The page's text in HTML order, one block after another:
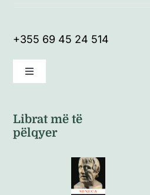
+355 69 45 24 514
Toggle
Librat më të
pëlqyer